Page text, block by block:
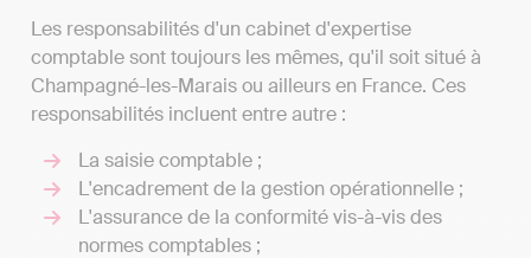
Les responsabilités d'un cabinet d'expertise
comptable sont toujours les mêmes, qu'il soit situé à
Champagné-les-Marais ou ailleurs en France. Ces
responsabilités incluent entre autre :
La saisie comptable ;
L'encadrement de la gestion opérationnelle ;
L'assurance de la conformité vis-à-vis des
normes comptables ;